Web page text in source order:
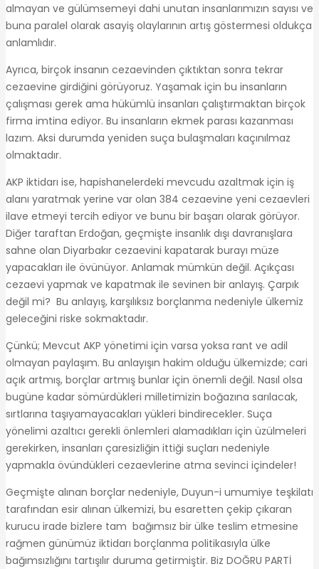
almayan ve gülümsemeyi dahi unutan insanlarımızın sayısı ve
buna paralel olarak asayiş olaylarının artış göstermesi oldukça
anlamlıdır.
Ayrıca, birçok insanın cezaevinden çıktıktan sonra tekrar
cezaevine girdiğini görüyoruz. Yaşamak için bu insanların
çalışması gerek ama hükümlü insanları çalıştırmaktan birçok
firma imtina ediyor. Bu insanların ekmek parası kazanması
lazım. Aksi durumda yeniden suça bulaşmaları kaçınılmaz
olmaktadır.
AKP iktidarı ise, hapishanelerdeki mevcudu azaltmak için iş
alanı yaratmak yerine var olan 384 cezaevine yeni cezaevleri
ilave etmeyi tercih ediyor ve bunu bir başarı olarak görüyor.
Diğer taraftan Erdoğan, geçmişte insanlık dışı davranışlara
sahne olan Diyarbakır cezaevini kapatarak burayı müze
yapacakları ile övünüyor. Anlamak mümkün değil. Açıkçası
cezaevi yapmak ve kapatmak ile sevinen bir anlayış. Çarpık
değil mi? Bu anlayış, karşılıksız borçlanma nedeniyle ülkemiz
geleceğini riske sokmaktadır.
Çünkü; Mevcut AKP yönetimi için varsa yoksa rant ve adil
olmayan paylaşım. Bu anlayışın hakim olduğu ülkemizde; cari
açık artmış, borçlar artmış bunlar için önemli değil. Nasıl olsa
bugüne kadar sömürdükleri milletimizin boğazına sarılacak,
sırtlarına taşıyamayacakları yükleri bindirecekler. Suça
yönelimi azaltıcı gerekli önlemleri alamadıkları için üzülmeleri
gerekirken, insanları çaresizliğin ittiği suçları nedeniyle
yapmakla övündükleri cezaevlerine atma sevinci içindeler!
Geçmişte alınan borçlar nedeniyle, Duyun-i umumiye teşkilatı
tarafından esir alınan ülkemizi, bu esaretten çekip çıkaran
kurucu irade bizlere tam bağımsız bir ülke teslim etmesine
rağmen günümüz iktidarı borçlanma politikasıyla ülke
bağımsızlığını tartışılır duruma getirmiştir. Biz DOĞRU PARTİ